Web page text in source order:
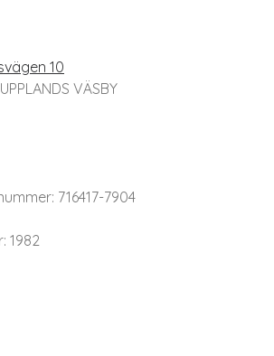
10
VÄSBY
716417-7904
1982